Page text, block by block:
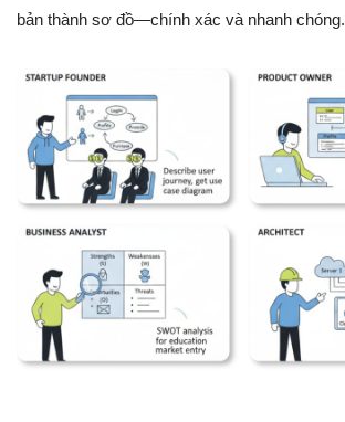
bản thành sơ đồ—chính xác và nhanh chóng.